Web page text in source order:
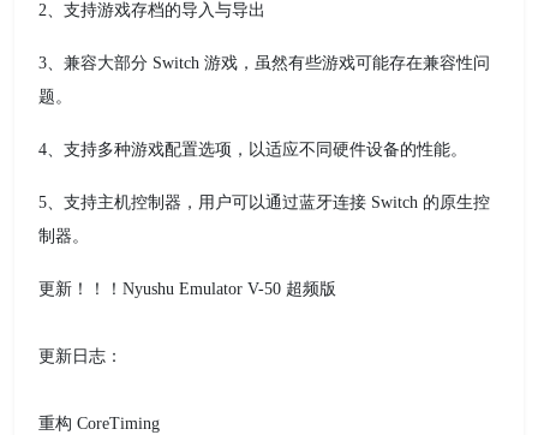
2、支持游戏存档的导入与导出
3、兼容大部分 Switch 游戏，虽然有些游戏可能存在兼容性问
题。
4、支持多种游戏配置选项，以适应不同硬件设备的性能。
5、支持主机控制器，用户可以通过蓝牙连接 Switch 的原生控
制器。
更新！！！Nyushu Emulator V-50 超频版
更新日志：
重构 CoreTiming